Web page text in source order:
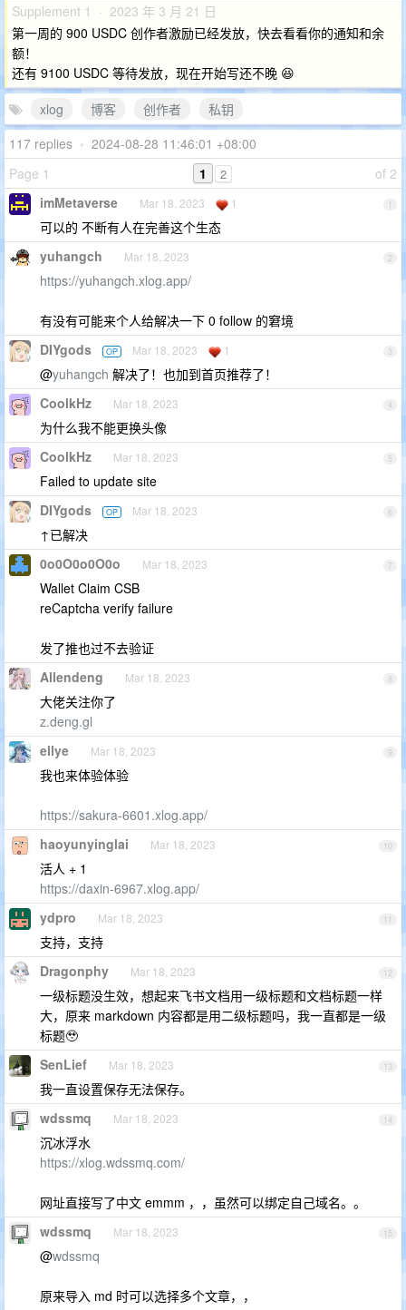
Supplement 1 · 2023 年 3 月 21 日
第一周的 900 USDC 创作者激励已经发放，快去看看你的通知和余
额！
还有 9100 USDC 等待发放，现在开始写还不晚 😆
xlog
博客 创作者
私钥
117 replies • 2024-08-28 11:46:01 +08:00
Page 1
of 2
1 2
1
imMetaverse Mar 18, 2023 1
可以的 不断有人在完善这个生态
2
yuhangch Mar 18, 2023
https://yuhangch.xlog.app/
有没有可能来个人给解决一下 0 follow 的窘境
3
DIYgods OP Mar 18, 2023 1
@yuhangch 解决了！也加到首页推荐了！
4
CoolkHz Mar 18, 2023
为什么我不能更换头像
5
CoolkHz Mar 18, 2023
Failed to update site
6
DIYgods OP Mar 18, 2023
↑已解决
7
0o0O0o0O0o Mar 18, 2023
Wallet Claim CSB
reCaptcha verify failure
发了推也过不去验证
8
Allendeng Mar 18, 2023
大佬关注你了
z.deng.gl
9
ellye Mar 18, 2023
我也来体验体验
https://sakura-6601.xlog.app/
10
haoyunyinglai Mar 18, 2023
活人 + 1
https://daxin-6967.xlog.app/
11
ydpro Mar 18, 2023
支持，支持
12
Dragonphy Mar 18, 2023
一级标题没生效，想起来飞书文档用一级标题和文档标题一样
大，原来 markdown 内容都是用二级标题吗，我一直都是一级
标题🥹
13
SenLief Mar 18, 2023
我一直设置保存无法保存。
14
wdssmq Mar 18, 2023
沉冰浮水
https://xlog.wdssmq.com/
网址直接写了中文 emmm ，，虽然可以绑定自己域名。。
15
wdssmq Mar 18, 2023
@wdssmq
原来导入 md 时可以选择多个文章，，